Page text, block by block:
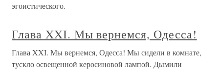
эгоистического.
Глава XXI. Мы вернемся, Одесса!
Глава XXI. Мы вернемся, Одесса! Мы сидели в комнате,
тускло освещенной керосиновой лампой. Дымили